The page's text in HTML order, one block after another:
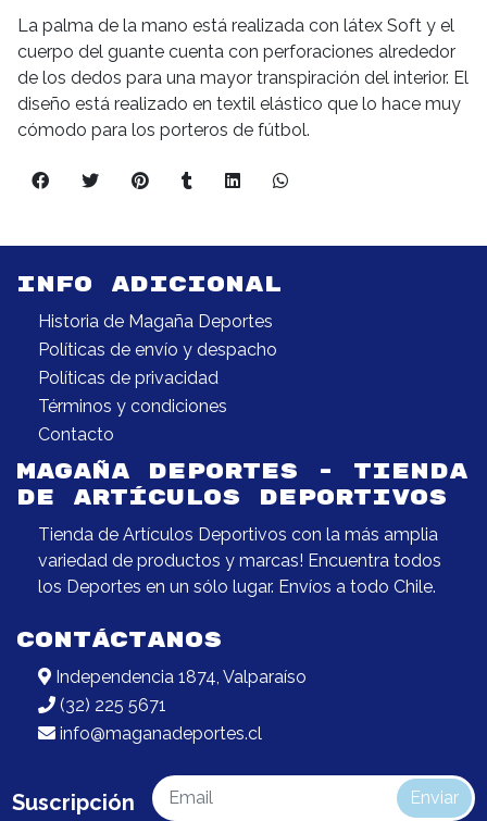
La palma de la mano está realizada con látex Soft y el
cuerpo del guante cuenta con perforaciones alrededor
de los dedos para una mayor transpiración del interior. El
diseño está realizado en textil elástico que lo hace muy
cómodo para los porteros de fútbol.
INFO ADICIONAL
Historia de Magaña Deportes
Políticas de envío y despacho
Políticas de privacidad
Términos y condiciones
Contacto
MAGAÑA DEPORTES - TIENDA
DE ARTÍCULOS DEPORTIVOS
Tienda de Artículos Deportivos con la más amplia
variedad de productos y marcas! Encuentra todos
los Deportes en un sólo lugar. Envíos a todo Chile.
CONTÁCTANOS
Independencia 1874, Valparaíso
(32) 225 5671
info@maganadeportes.cl
Suscripción Enviar